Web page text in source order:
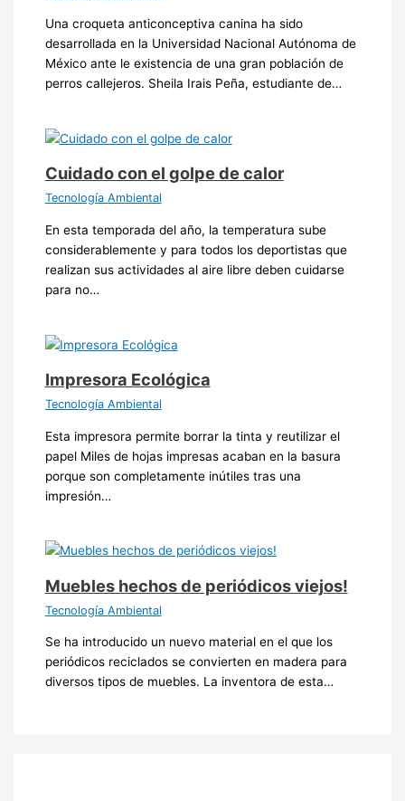
Una croqueta anticonceptiva canina ha sido
desarrollada en la Universidad Nacional Autónoma de
México ante le existencia de una gran población de
perros callejeros. Sheila Irais Peña, estudiante de…
Cuidado con el golpe de calor
Tecnología Ambiental
En esta temporada del año, la temperatura sube
considerablemente y para todos los deportistas que
realizan sus actividades al aire libre deben cuidarse
para no…
Impresora Ecológica
Tecnología Ambiental
Esta impresora permite borrar la tinta y reutilizar el
papel Miles de hojas impresas acaban en la basura
porque son completamente inútiles tras una
impresión…
Muebles hechos de periódicos viejos!
Tecnología Ambiental
Se ha introducido un nuevo material en el que los
periódicos reciclados se convierten en madera para
diversos tipos de muebles. La inventora de esta…